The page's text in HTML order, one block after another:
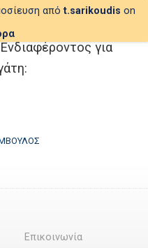
απόt.sarikoudis on
για
Επικοινωνία